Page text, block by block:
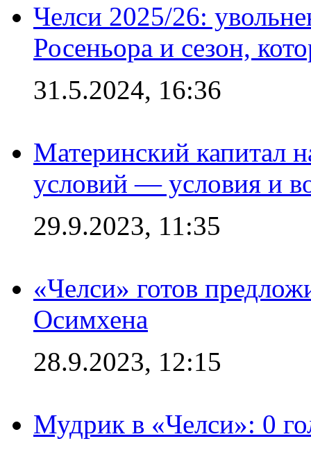
Челси 2025/26:
Росеньора и сезон,
31.5.2024, 16:36
Материнский капитал
условий — условия и
29.9.2023, 11:35
«Челси» готов
Осимхена
28.9.2023, 12:15
Мудрик в «Челси»: 0